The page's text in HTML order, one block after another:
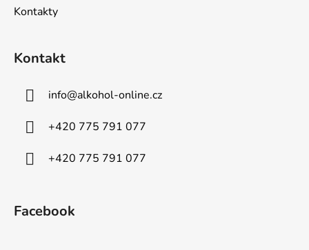
Kontakty
Kontakt
info@alkohol-online.cz
+420 775 791 077
+420 775 791 077
Facebook